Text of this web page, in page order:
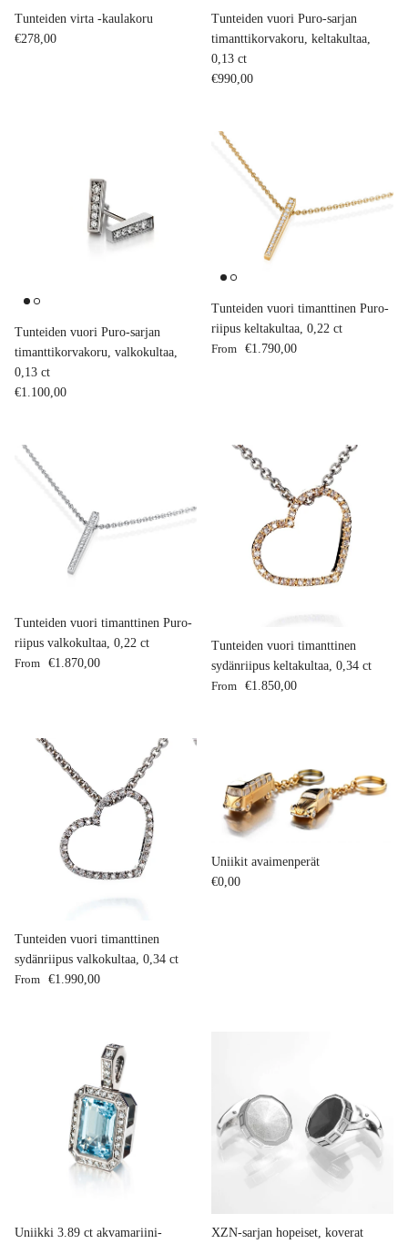
Tunteiden virta -kaulakoru
Regular price
€278,00
Tunteiden vuori Puro-sarjan
timanttikorvakoru, keltakultaa,
0,13 ct
Regular price
€990,00
Tunteiden vuori Puro-sarjan
timanttikorvakoru, valkokultaa,
0,13 ct
Regular price
€1.100,00
Tunteiden vuori timanttinen Puro-
riipus keltakultaa, 0,22 ct
Regular price
From €1.790,00
Tunteiden vuori timanttinen Puro-
riipus valkokultaa, 0,22 ct
Regular price
From €1.870,00
Tunteiden vuori timanttinen
sydänriipus keltakultaa, 0,34 ct
Regular price
From €1.850,00
Tunteiden vuori timanttinen
sydänriipus valkokultaa, 0,34 ct
Regular price
From €1.990,00
Uniikit avaimenperät
Regular price
€0,00
Uniikki 3.89 ct akvamariini-
XZN-sarjan hopeiset, koverat